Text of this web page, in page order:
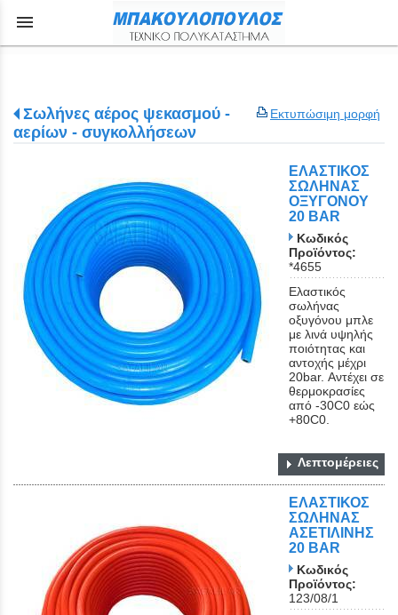
menu
Εκτυπώσιμη μορφή
Σωλήνες αέρος ψεκασμού -
αερίων - συγκολλήσεων
ΕΛΑΣΤΙΚΟΣ
ΣΩΛΗΝΑΣ
ΟΞΥΓΟΝΟΥ
20 BAR
Κωδικός
Προϊόντος:
*4655
Ελαστικός
σωλήνας
οξυγόνου μπλε
με λινά υψηλής
ποιότητας και
αντοχής μέχρι
20bar. Αντέχει σε
θερμοκρασίες
από -30C0 εώς
+80C0.
Λεπτομέρειες
ΕΛΑΣΤΙΚΟΣ
ΣΩΛΗΝΑΣ
ΑΣΕΤΙΛΙΝΗΣ
20 BAR
Κωδικός
Προϊόντος:
123/08/1